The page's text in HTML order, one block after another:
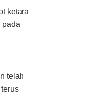
ketara
pada
telah